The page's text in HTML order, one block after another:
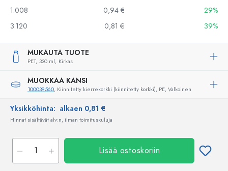
1.008
0,94 €
29%
3.120
0,81 € 39%
MUKAUTA TUOTE
PET, 330 ml, Kirkas
MUOKKAA KANSI
100039560, Kiinnitetty kierrekorkki (kiinnitetty korkki), PE, Valkoinen
Yksikköhinta: alkaen 0,81 €
Hinnat sisältävät alv:n, ilman toimituskuluja
Lisää ostoskoriin